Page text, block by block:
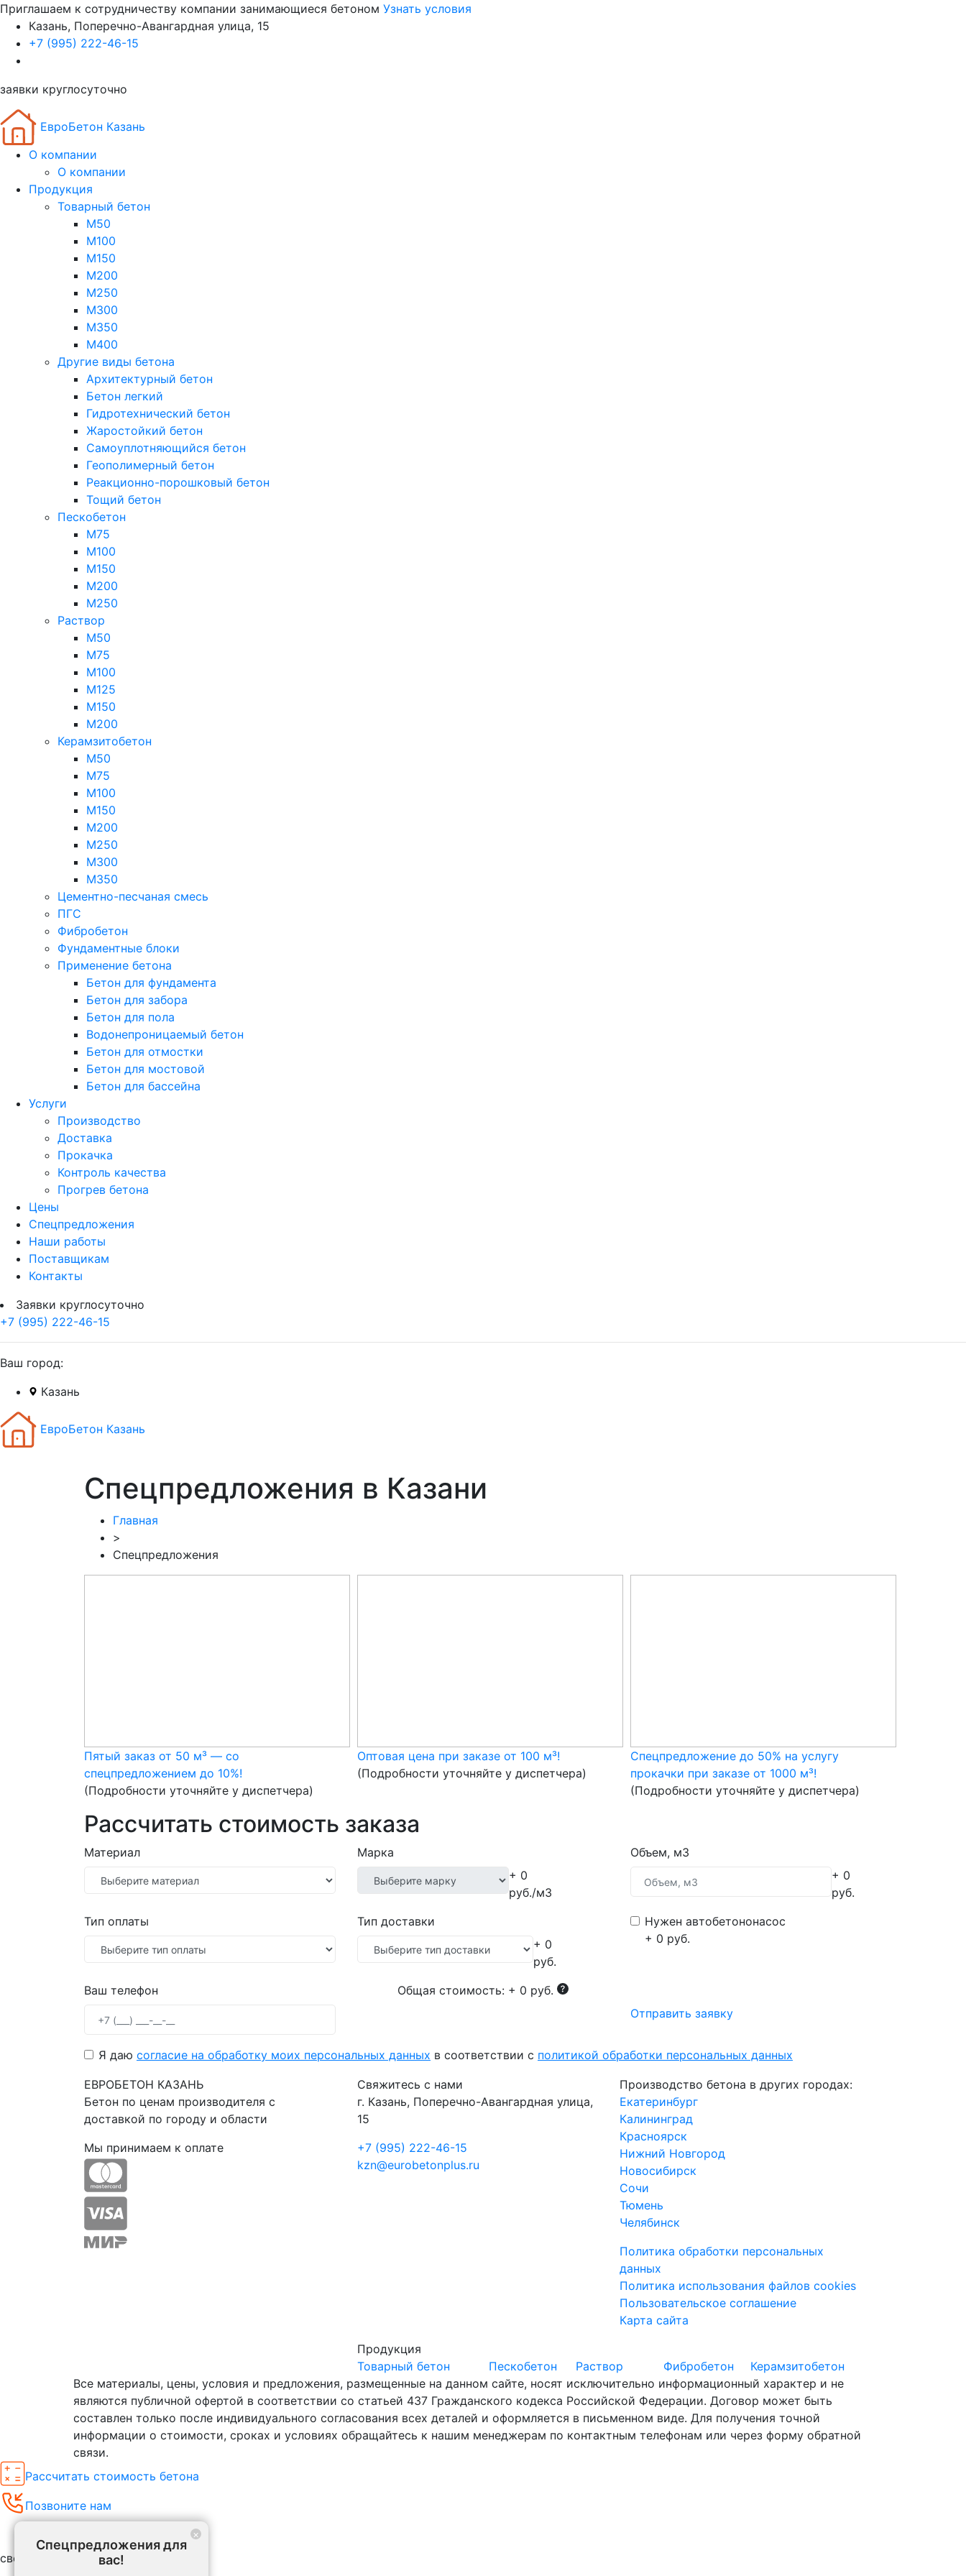
Приглашаем к сотрудничеству компании занимающиеся бетоном Узнать условия
Казань, Поперечно-Авангардная улица, 15
+7 (995) 222-46-15
заявки круглосуточно
ЕвроБетон Казань
О компании
О компании
Продукция
Товарный бетон
М50
М100
М150
М200
М250
М300
М350
М400
Другие виды бетона
Архитектурный бетон
Бетон легкий
Гидротехнический бетон
Жаростойкий бетон
Самоуплотняющийся бетон
Геополимерный бетон
Реакционно-порошковый бетон
Тощий бетон
Пескобетон
М75
М100
М150
М200
М250
Раствор
М50
М75
М100
М125
М150
М200
Керамзитобетон
М50
М75
М100
М150
М200
М250
М300
М350
Цементно-песчаная смесь
ПГС
Фибробетон
Фундаментные блоки
Применение бетона
Бетон для фундамента
Бетон для забора
Бетон для пола
Водонепроницаемый бетон
Бетон для отмостки
Бетон для мостовой
Бетон для бассейна
Услуги
Производство
Доставка
Прокачка
Контроль качества
Прогрев бетона
Цены
Спецпредложения
Наши работы
Поставщикам
Контакты
Заявки круглосуточно
+7 (995) 222-46-15
Ваш город:
Казань
ЕвроБетон Казань
Спецпредложения в Казани
Главная
>
Спецпредложения
Пятый заказ от 50 м³ — со
спецпредложением до 10%!
(Подробности уточняйте у диспетчера)
Оптовая цена при заказе от 100 м³!
(Подробности уточняйте у диспетчера)
Спецпредложение до 50% на услугу
прокачки при заказе от 1000 м³!
(Подробности уточняйте у диспетчера)
Рассчитать стоимость заказа
Материал
Марка
+ 0
руб./м3
Объем, м3
+ 0
руб.
Тип оплаты
Тип доставки
+ 0
руб.
Нужен автобетононасос
+ 0 руб.
Ваш телефон Общая стоимость: + 0 руб.
Отправить заявку
Я даю согласие на обработку моих персональных данных в соответствии с политикой обработки персональных данных
ЕВРОБЕТОН КАЗАНЬ
Бетон по ценам производителя с
доставкой по городу и области
Мы принимаем к оплате
Свяжитесь с нами
г. Казань, Поперечно-Авангардная улица,
15
+7 (995) 222-46-15
kzn@eurobetonplus.ru
Производство бетона в других городах:
Екатеринбург
Калининград
Красноярск
Нижний Новгород
Новосибирск
Сочи
Тюмень
Челябинск
Политика обработки персональных
данных
Политика использования файлов cookies
Пользовательское соглашение
Карта сайта
Продукция
Товарный бетон
Пескобетон Раствор Фибробетон
Керамзитобетон
Все материалы, цены, условия и предложения, размещенные на данном сайте, носят исключительно информационный характер и не
являются публичной офертой в соответствии со статьей 437 Гражданского кодекса Российской Федерации. Договор может быть
составлен только после индивидуального согласования всех деталей и оформляется в письменном виде. Для получения точной
информации о стоимости, сроках и условиях обращайтесь к нашим менеджерам по контактным телефонам или через форму обратной
связи.
Спецпредложения для
вас!
×
Рассчитать стоимость бетона
Позвоните нам
свернуть